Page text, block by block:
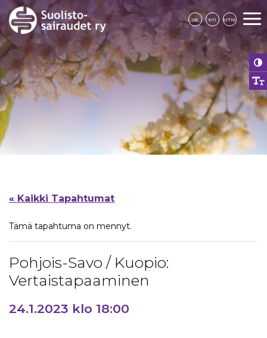
se en sme
« Kaikki Tapahtumat
Tämä tapahtuma on mennyt.
Pohjois-Savo / Kuopio:
Vertaistapaaminen
24.1.2023 klo 18:00